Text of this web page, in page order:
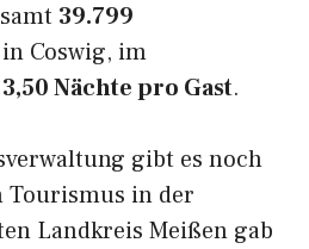
39.799
in Coswig, im
3,50 Nächte pro Gast.
gibt es noch
Tourismus in der
Landkreis Meißen gab